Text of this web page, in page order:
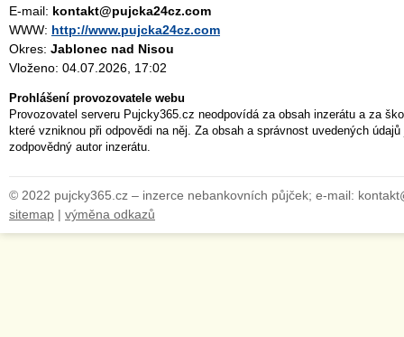
E-mail: kontakt@pujcka24cz.com
WWW: http://www.pujcka24cz.com
Okres: Jablonec nad Nisou
Vloženo: 04.07.2026, 17:02
Prohlášení provozovatele webu
Provozovatel serveru Pujcky365.cz neodpovídá za obsah inzerátu a za
které vzniknou při odpovědi na něj. Za obsah a správnost uvedených
zodpovědný autor inzerátu.
© 2022 pujcky365.cz – inzerce nebankovních půjček; e-mail:
sitemap | výměna odkazů